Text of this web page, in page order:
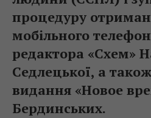
процедуру
мобільного
редактора «Схем»
Седлецької, а
видання «Новое
Бердинських.